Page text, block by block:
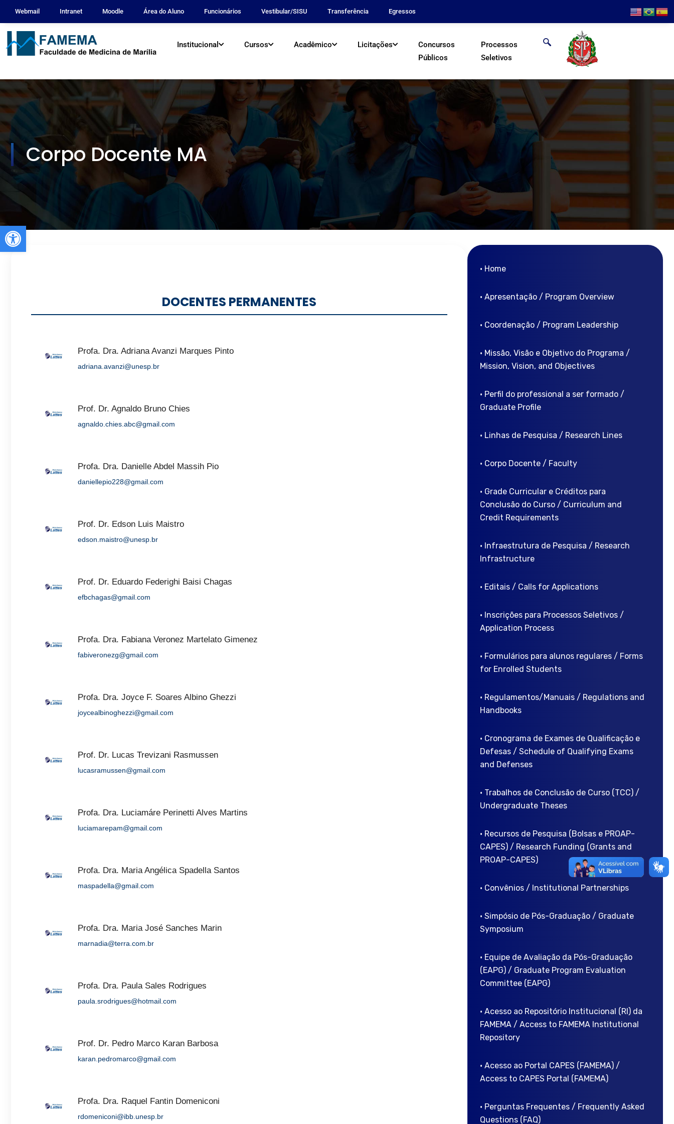
Abrir a barra de ferramentas
Webmail Intranet Moodle Área do Aluno Funcionários Vestibular/SISU Transferência Egressos
Institucional Cursos Acadêmico Licitações
Concursos
Públicos
Processos
Seletivos
Corpo Docente MA
DOCENTES PERMANENTES
Profa. Dra. Adriana Avanzi Marques Pinto
adriana.avanzi@unesp.br
Prof. Dr. Agnaldo Bruno Chies
agnaldo.chies.abc@gmail.com
Profa. Dra. Danielle Abdel Massih Pio
daniellepio228@gmail.com
Prof. Dr. Edson Luis Maistro
edson.maistro@unesp.br
Prof. Dr. Eduardo Federighi Baisi Chagas
efbchagas@gmail.com
Profa. Dra. Fabiana Veronez Martelato Gimenez
fabiveronezg@gmail.com
Profa. Dra. Joyce F. Soares Albino Ghezzi
joycealbinoghezzi@gmail.com
Prof. Dr. Lucas Trevizani Rasmussen
lucasramussen@gmail.com
Profa. Dra. Luciamáre Perinetti Alves Martins
luciamarepam@gmail.com
Profa. Dra. Maria Angélica Spadella Santos
maspadella@gmail.com
Profa. Dra. Maria José Sanches Marin
marnadia@terra.com.br
Profa. Dra. Paula Sales Rodrigues
paula.srodrigues@hotmail.com
Prof. Dr. Pedro Marco Karan Barbosa
karan.pedromarco@gmail.com
Profa. Dra. Raquel Fantin Domeniconi
rdomeniconi@ibb.unesp.br
• Home
• Apresentação / Program Overview
• Coordenação / Program Leadership
• Missão, Visão e Objetivo do Programa /
Mission, Vision, and Objectives
• Perfil do professional a ser formado /
Graduate Profile
• Linhas de Pesquisa / Research Lines
• Corpo Docente / Faculty
• Grade Curricular e Créditos para
Conclusão do Curso / Curriculum and
Credit Requirements
• Infraestrutura de Pesquisa / Research
Infrastructure
• Editais / Calls for Applications
• Inscrições para Processos Seletivos /
Application Process
• Formulários para alunos regulares / Forms
for Enrolled Students
• Regulamentos/Manuais / Regulations and
Handbooks
• Cronograma de Exames de Qualificação e
Defesas / Schedule of Qualifying Exams
and Defenses
• Trabalhos de Conclusão de Curso (TCC) /
Undergraduate Theses
• Recursos de Pesquisa (Bolsas e PROAP-
CAPES) / Research Funding (Grants and
PROAP-CAPES)
• Convênios / Institutional Partnerships
• Simpósio de Pós-Graduação / Graduate
Symposium
• Equipe de Avaliação da Pós-Graduação
(EAPG) / Graduate Program Evaluation
Committee (EAPG)
• Acesso ao Repositório Institucional (RI) da
FAMEMA / Access to FAMEMA Institutional
Repository
• Acesso ao Portal CAPES (FAMEMA) /
Access to CAPES Portal (FAMEMA)
• Perguntas Frequentes / Frequently Asked
Questions (FAQ)